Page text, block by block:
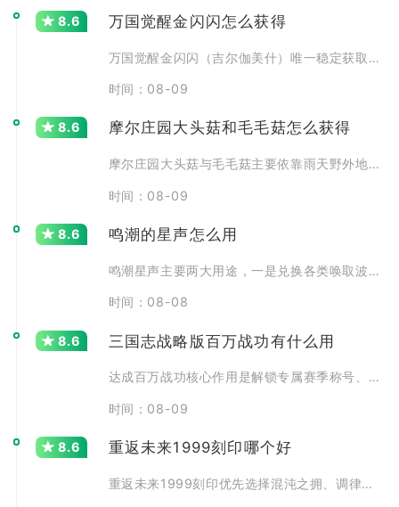
8.6 万国觉醒金闪闪怎么获得
万国觉醒金闪闪（吉尔伽美什）唯一稳定获取渠道为统帅专属幸
时间：08-09
8.6 摩尔庄园大头菇和毛毛菇怎么获得
摩尔庄园大头菇与毛毛菇主要依靠雨天野外地图采集获取，大头
时间：08-09
8.6 鸣潮的星声怎么用
鸣潮星声主要两大用途，一是兑换各类唤取波纹参与角色与武器
时间：08-08
8.6 三国志战略版百万战功有什么用
达成百万战功核心作用是解锁专属赛季称号、拿到高额赛季功勋
时间：08-09
8.6 重返未来1999刻印哪个好
重返未来1999刻印优先选择混沌之拥、调律零、逆位之裁三